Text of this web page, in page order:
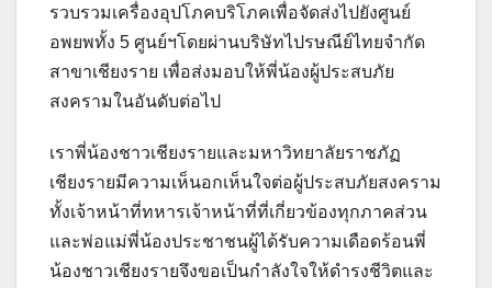
รวบรวมเครื่องอุปโภคบริโภคเพื่อจัดส่งไปยังศูนย์
อพยพทั้ง 5 ศูนย์ฯโดยผ่านบริษัทไปรษณีย์ไทยจำกัด
สาขาเชียงราย เพื่อส่งมอบให้พี่น้องผู้ประสบภัย
สงครามในอันดับต่อไป
เราพี่น้องชาวเชียงรายและมหาวิทยาลัยราชภัฏ
เชียงรายมีความเห็นอกเห็นใจต่อผู้ประสบภัยสงคราม
ทั้งเจ้าหน้าที่ทหารเจ้าหน้าที่ที่เกี่ยวข้องทุกภาคส่วน
และพ่อแม่พี่น้องประชาชนผู้ได้รับความเดือดร้อนพี่
น้องชาวเชียงรายจึงขอเป็นกำลังใจให้ดำรงชีวิตและ